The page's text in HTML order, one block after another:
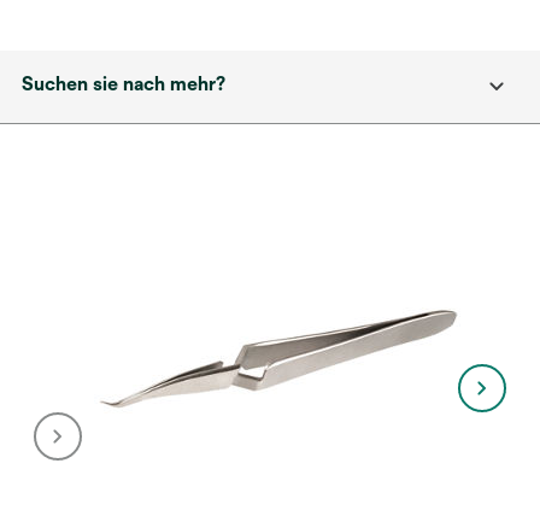
Suchen sie nach mehr?